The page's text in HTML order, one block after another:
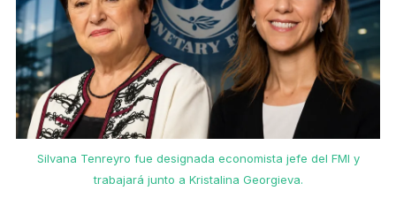
Silvana Tenreyro fue designada economista jefe del FMI y
trabajará junto a Kristalina Georgieva.